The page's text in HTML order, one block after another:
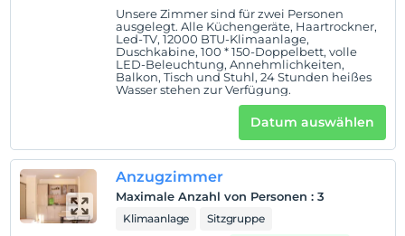
von unserem Hotel entfernt.
Auf Karte
anzeigen
Einchecken
Nach 14:00
Check-out
Unsere Zimmer sind für zwei Personen
ausgelegt. Alle Küchengeräte, Haartrockner,
Led-TV, 12000 BTU-Klimaanlage,
Duschkabine, 100 * 150-Doppelbett, volle
LED-Beleuchtung, Annehmlichkeiten,
Balkon, Tisch und Stuhl, 24 Stunden heißes
Wasser stehen zur Verfügung.
Datum auswählen
Anzugzimmer
Maximale Anzahl von Personen : 3
Klimaanlage Sitzgruppe